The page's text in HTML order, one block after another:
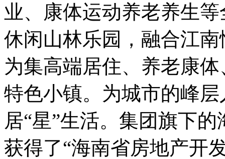
业、康体运动养老养生
休闲山林乐园，融合江
为集高端居住、养老康
特色小镇。为城市的峰
居“星”生活。集团旗下
获得了“海南省房地产开